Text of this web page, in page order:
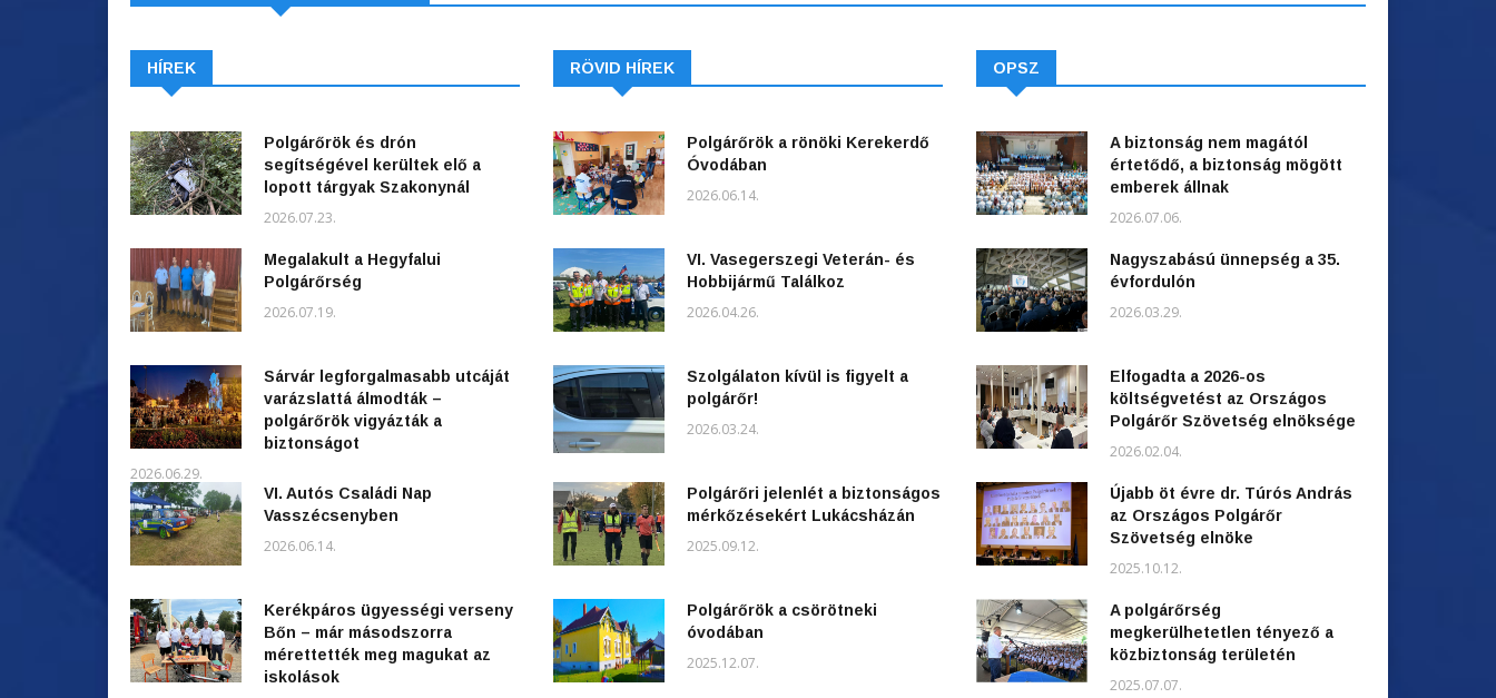
HÍREK
Polgárőrök és drón
segítségével kerültek elő a
lopott tárgyak Szakonynál
2026.07.23.
Megalakult a Hegyfalui
Polgárőrség
2026.07.19.
Sárvár legforgalmasabb utcáját
varázslattá álmodták –
polgárőrök vigyázták a
biztonságot
2026.06.29.
VI. Autós Családi Nap
Vasszécsenyben
2026.06.14.
Kerékpáros ügyességi verseny
Bőn – már másodszorra
mérettették meg magukat az
iskolások
RÖVID HÍREK
Polgárőrök a rönöki Kerekerdő
Óvodában
2026.06.14.
VI. Vasegerszegi Veterán- és
Hobbijármű Találkoz
2026.04.26.
Szolgálaton kívül is figyelt a
polgárőr!
2026.03.24.
Polgárőri jelenlét a biztonságos
mérkőzésekért Lukácsházán
2025.09.12.
Polgárőrök a csörötneki
óvodában
2025.12.07.
OPSZ
A biztonság nem magától
értetődő, a biztonság mögött
emberek állnak
2026.07.06.
Nagyszabású ünnepség a 35.
évfordulón
2026.03.29.
Elfogadta a 2026-os
költségvetést az Országos
Polgárőr Szövetség elnöksége
2026.02.04.
Újabb öt évre dr. Túrós András
az Országos Polgárőr
Szövetség elnöke
2025.10.12.
A polgárőrség
megkerülhetetlen tényező a
közbiztonság területén
2025.07.07.